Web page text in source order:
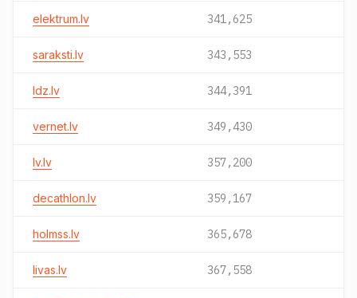
elektrum.lv 341,625
saraksti.lv 343,553
ldz.lv 344,391
vernet.lv 349,430
lv.lv 357,200
decathlon.lv 359,167
holmss.lv 365,678
livas.lv 367,558